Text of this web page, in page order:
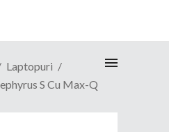
Laptopuri
S Cu Max-Q